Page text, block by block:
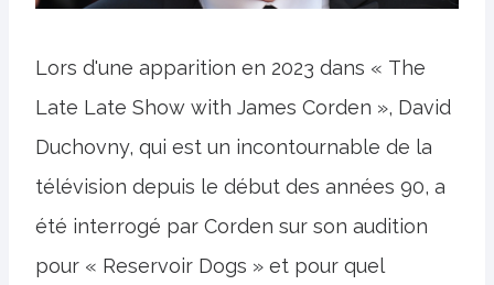
Lors d'une apparition en 2023 dans « The
Late Late Show with James Corden », David
Duchovny, qui est un incontournable de la
télévision depuis le début des années 90, a
été interrogé par Corden sur son audition
pour « Reservoir Dogs » et pour quel